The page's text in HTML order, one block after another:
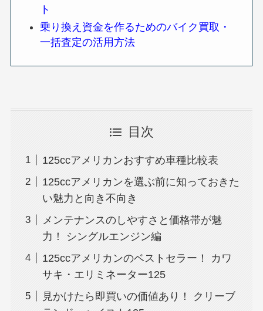
ト
乗り換え資金を作るためのバイク買取・
一括査定の活用方法
目次
125ccアメリカンおすすめ車種比較表
125ccアメリカンを選ぶ前に知っておきた
い魅力と向き不向き
メンテナンスのしやすさと価格帯が魅
力！ シングルエンジン編
125ccアメリカンのベストセラー！ カワ
サキ・エリミネーター125
見かけたら即買いの価値あり！ クリーブ